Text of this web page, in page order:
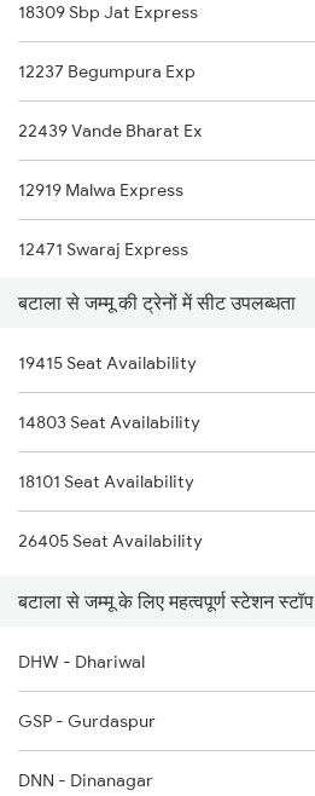
9225 Ju Jat Exp Spl
9226 Jat Ju Spl
14633 Ravi Exp
18310 Jat Sbp Express
18101 Tata Jat Exp
18102 Jat Tata Express
19225 Ju Jat Exp
19226 Jat Ju Express
19415 Adi Svdk Exp
18309 Sbp Jat Express
12237 Begumpura Exp
22439 Vande Bharat Ex
12919 Malwa Express
12471 Swaraj Express
22477 Vande Bharat Exp
14605 Ynrk Jat Exp
22461 Shri Shakti Exp
1077 Pune Jat Spl
1078 Jhelum Covid
2237 Jat Festival Spl
2238 Bsb Festival Spl
2265 Jat Duronto Spl
2266 Dee Duronto Spl
बटाला से जम्मू की ट्रेनों में सीट उपलब्धता
19415 Seat Availability
14803 Seat Availability
18101 Seat Availability
26405 Seat Availability
बटाला से जम्मू के लिए महत्वपूर्ण स्टेशन स्टॉप
DHW - Dhariwal
GSP - Gurdaspur
DNN - Dinanagar